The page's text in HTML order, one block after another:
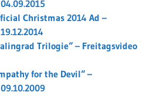
Christmas 2014 Ad –
Trilogie“ – Freitagsvideo
for the Devil“ –